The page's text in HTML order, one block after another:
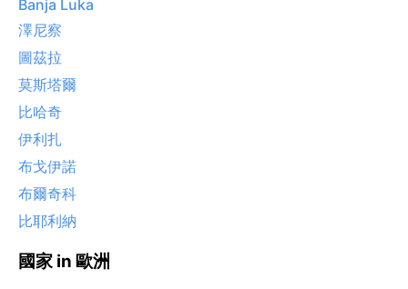
Banja Luka
澤尼察
圖茲拉
莫斯塔爾
比哈奇
伊利扎
布戈伊諾
布爾奇科
比耶利納
國家 in 歐洲